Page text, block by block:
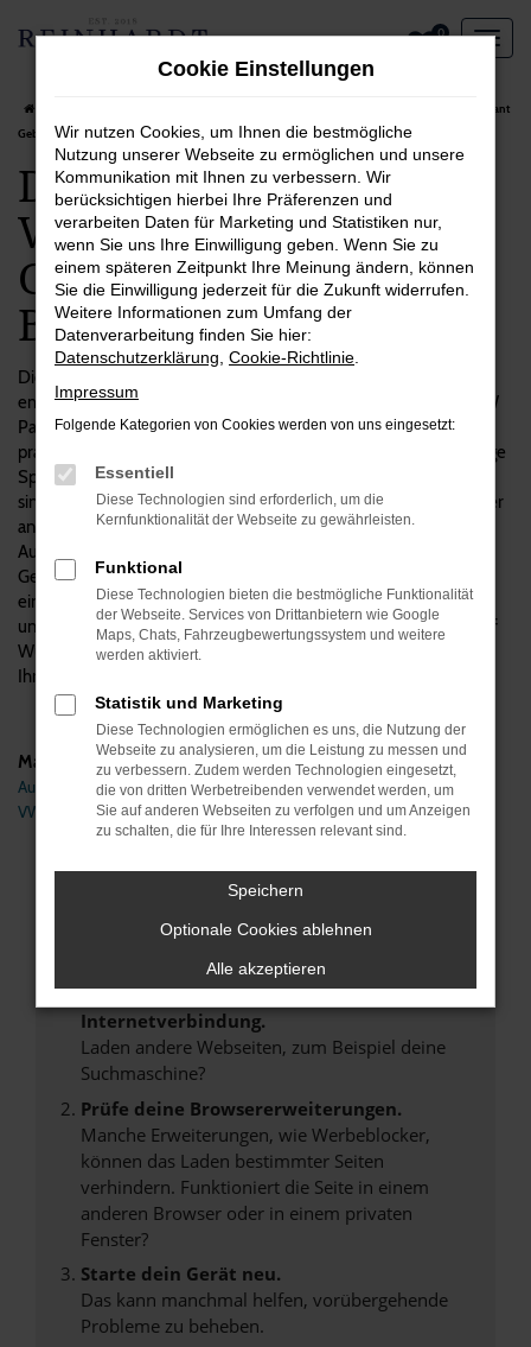
Zum
0
Das spricht für einen VW Passat Variant
Gebrauchtwagen in Bonn
Das spricht für einen
VW Passat Variant
Gebrauchtwagen in
Bonn
Die Entscheidung zugunsten eines Autos ist immer zugleich
emotional wie vom Verstand geprägt. Das gilt auch für unsere VW
Passat Variant Gebrauchtwagen, die einerseits einen hohen
praktischen Nutzen aufweisen, andererseits aber auch eine Menge
Spaß machen. Wenn Sie viel in Bonn und Umgebung unterwegs
sind, eignet sich dieses Modell ausgezeichnet und überzeugt unter
anderem durch seine Langlebigkeit und Qualität. Bei Reinhardt
Automobile verstehen wir uns als Experten für VW
Gebrauchtwagen, was natürlich auch den Passat Variant
einschließt. Wir beraten kompetent und vom Hersteller
unabhängig, beantworten gerne Ihre Fragen und übernehmen auf
Wunsch auch den Zulassungsservice und die Lieferung direkt zu
Ihnen nach Bonn.
Marken
Audi
VW
Fehler: Network Error
Beim Laden ist ein Fehler aufgetreten.
Überprüfe deine Firewall und deine
Internetverbindung.
Laden andere Webseiten, zum Beispiel deine
Suchmaschine?
Prüfe deine Browsererweiterungen.
Manche Erweiterungen, wie Werbeblocker,
können das Laden bestimmter Seiten
verhindern. Funktioniert die Seite in einem
anderen Browser oder in einem privaten
Fenster?
Starte dein Gerät neu.
Das kann manchmal helfen, vorübergehende
Probleme zu beheben.
Cookie Einstellungen
Wir nutzen Cookies, um Ihnen die bestmögliche
Nutzung unserer Webseite zu ermöglichen und unsere
Kommunikation mit Ihnen zu verbessern. Wir
berücksichtigen hierbei Ihre Präferenzen und
verarbeiten Daten für Marketing und Statistiken nur,
wenn Sie uns Ihre Einwilligung geben. Wenn Sie zu
einem späteren Zeitpunkt Ihre Meinung ändern, können
Sie die Einwilligung jederzeit für die Zukunft widerrufen.
Weitere Informationen zum Umfang der
Datenverarbeitung finden Sie hier:
Datenschutzerklärung Cookie-Richtlinie
Impressum
Folgende Kategorien von Cookies werden von uns eingesetzt:
Essentiell
Diese Technologien sind erforderlich, um die
Kernfunktionalität der Webseite zu gewährleisten.
Funktional
Diese Technologien bieten die bestmögliche Funktionalität
der Webseite. Services von Drittanbietern wie Google
Maps, Chats, Fahrzeugbewertungssystem und weitere
werden aktiviert.
Statistik und Marketing
Diese Technologien ermöglichen es uns, die Nutzung der
Webseite zu analysieren, um die Leistung zu messen und
zu verbessern. Zudem werden Technologien eingesetzt,
die von dritten Werbetreibenden verwendet werden, um
Sie auf anderen Webseiten zu verfolgen und um Anzeigen
zu schalten, die für Ihre Interessen relevant sind.
Speichern
Optionale Cookies ablehnen
Alle akzeptieren